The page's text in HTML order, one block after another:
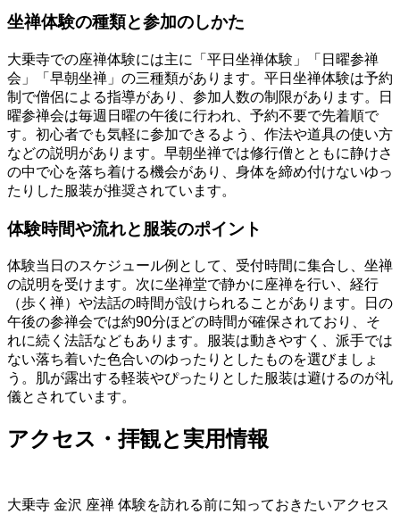
坐禅体験の種類と参加のしかた
大乗寺での座禅体験には主に「平日坐禅体験」「日曜参禅
会」「早朝坐禅」の三種類があります。平日坐禅体験は予約
制で僧侶による指導があり、参加人数の制限があります。日
曜参禅会は毎週日曜の午後に行われ、予約不要で先着順で
す。初心者でも気軽に参加できるよう、作法や道具の使い方
などの説明があります。早朝坐禅では修行僧とともに静けさ
の中で心を落ち着ける機会があり、身体を締め付けないゆっ
たりした服装が推奨されています。
体験時間や流れと服装のポイント
体験当日のスケジュール例として、受付時間に集合し、坐禅
の説明を受けます。次に坐禅堂で静かに座禅を行い、経行
（歩く禅）や法話の時間が設けられることがあります。日の
午後の参禅会では約90分ほどの時間が確保されており、そ
れに続く法話などもあります。服装は動きやすく、派手では
ない落ち着いた色合いのゆったりとしたものを選びましょ
う。肌が露出する軽装やぴったりとした服装は避けるのが礼
儀とされています。
アクセス・拝観と実用情報
大乗寺 金沢 座禅 体験を訪れる前に知っておきたいアクセス